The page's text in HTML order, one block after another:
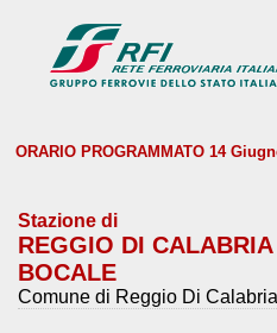
ORARIO PROGRAMMATO 14
Stazione di
REGGIO DI CALABRIA
BOCALE
Comune di Reggio Di Calabria